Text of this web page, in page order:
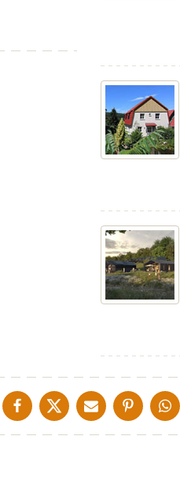
DELEN OP FACEBOOK
DELEN OP XDELEN VIA DE MAIL
DELEN OP